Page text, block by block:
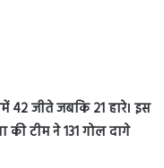
42 जीते जबकि 21 हारे। इस
की टीम ने 131 गोल दागे